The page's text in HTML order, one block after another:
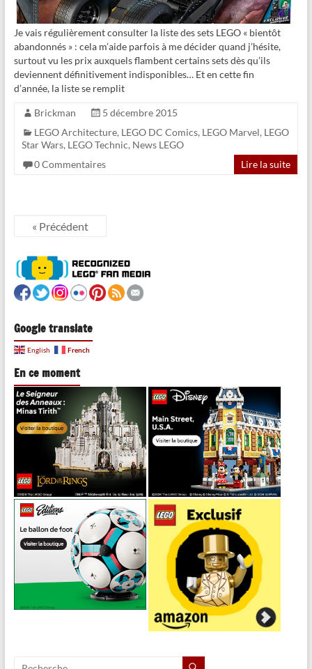
Je vais régulièrement consulter la liste des sets LEGO « bientôt
abandonnés » : cela m’aide parfois à me décider quand j’hésite,
surtout vu les prix auxquels flambent certains sets dès qu’ils
deviennent définitivement indisponibles… Et en cette fin
d’année, la liste se remplit
Brickman
5 décembre 2015
LEGO Architecture, LEGO DC Comics, LEGO Marvel, LEGO
Star Wars, LEGO Technic, News LEGO
0 Commentaires
Lire la suite
« Précédent
Google translate
English French
En ce moment